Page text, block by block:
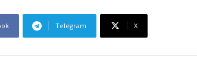
Telegram X